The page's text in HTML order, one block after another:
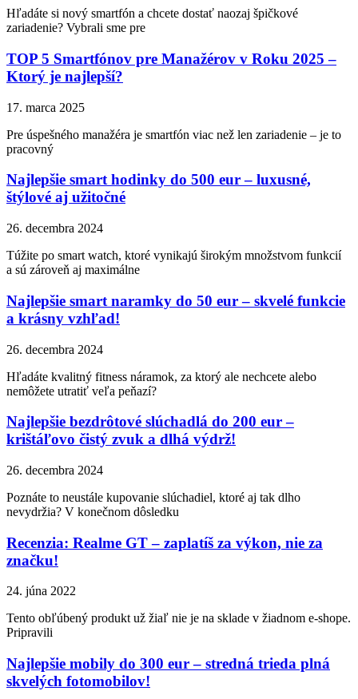
Hľadáte si nový smartfón a chcete dostať naozaj špičkové
zariadenie? Vybrali sme pre
TOP 5 Smartfónov pre Manažérov v Roku 2025 –
Ktorý je najlepší?
17. marca 2025
Pre úspešného manažéra je smartfón viac než len zariadenie – je to
pracovný
Najlepšie smart hodinky do 500 eur – luxusné,
štýlové aj užitočné
26. decembra 2024
Túžite po smart watch, ktoré vynikajú širokým množstvom funkcií
a sú zároveň aj maximálne
Najlepšie smart naramky do 50 eur – skvelé funkcie
a krásny vzhľad!
26. decembra 2024
Hľadáte kvalitný fitness náramok, za ktorý ale nechcete alebo
nemôžete utratiť veľa peňazí?
Najlepšie bezdrôtové slúchadlá do 200 eur –
krištáľovo čistý zvuk a dlhá výdrž!
26. decembra 2024
Poznáte to neustále kupovanie slúchadiel, ktoré aj tak dlho
nevydržia? V konečnom dôsledku
Recenzia: Realme GT – zaplatíš za výkon, nie za
značku!
24. júna 2022
Tento obľúbený produkt už žiaľ nie je na sklade v žiadnom e-shope.
Pripravili
Najlepšie mobily do 300 eur – stredná trieda plná
skvelých fotomobilov!